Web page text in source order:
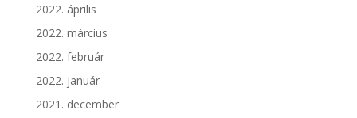
2022. április
2022. március
2022. február
2022. január
2021. december